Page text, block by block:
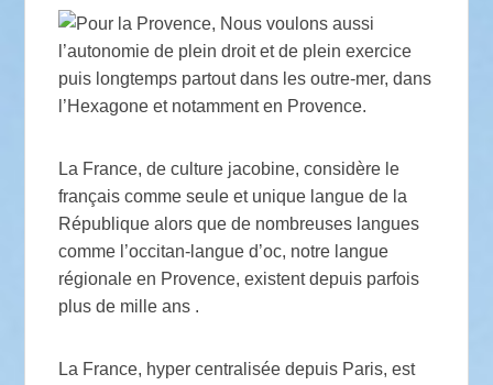
puis longtemps partout dans les outre-mer, dans
l’Hexagone et notamment en Provence.
La France, de culture jacobine, considère le
français comme seule et unique langue de la
République alors que de nombreuses langues
comme l’occitan-langue d’oc, notre langue
régionale en Provence, existent depuis parfois
plus de mille ans .
La France, hyper centralisée depuis Paris, est